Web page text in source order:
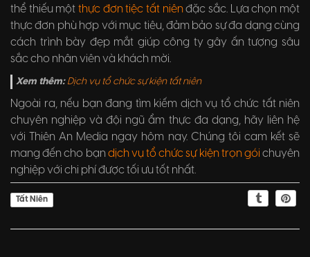
thể thiếu một thực đơn tiệc tất niênđặc sắc. Lựa chọn một
thực đơn phù hợp với mục tiêu, đảm bảo sự đa dạng cùng
cách trình bày đẹp mắt giúp công ty gây ấn tượng sâu
sắc cho nhân viên và khách mời.
Xem thêm: Dịch vụ tổ chức sự kiện tất niên
Ngoài ra, nếu bạn đang tìm kiếm dịch vụ tổ chức tất niên
chuyên nghiệp và đội ngũ ẩm thực đa dạng, hãy liên hệ
với Thiên An Media ngay hôm nay. Chúng tôi cam kết sẽ
mang đến cho bạn dịch vụ tổ chức sự kiện trọn gói chuyên
nghiệp với chi phí được tối ưu tốt nhất.
Tất Niên